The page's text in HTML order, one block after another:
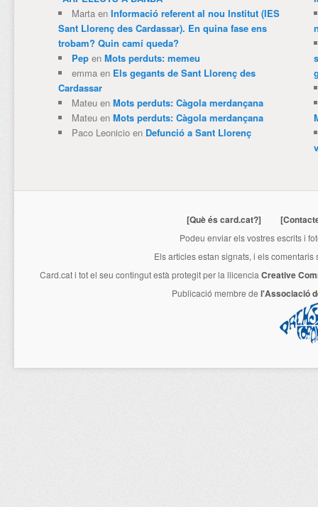
Martaen Informació referent al nou Institut (IES
Sant Llorenç des Cardassar). En quina fase ens
trobam? Quin camí queda?
Pepen Mots perduts: memeu
emmaen Els gegants de Sant Llorenç des
Cardassar
Mateuen Mots perduts: Càgola merdançana
Mateuen Mots perduts: Càgola merdançana
Paco Leonicioen Defunció a Sant Llorenç
[Què és card.cat?]
Podeu enviar els vostres escrits i
Els articles estan signats, i els
Card.cati tot el seu contingut està protegit per la llicencia Creative
Publicació membre de l'Associació